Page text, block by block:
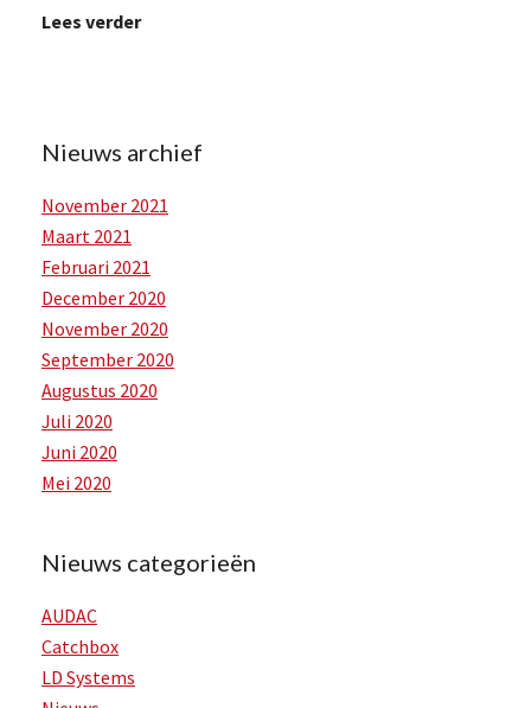
Lees verder
Nieuws archief
November 2021
Maart 2021
Februari 2021
December 2020
November 2020
September 2020
Augustus 2020
Juli 2020
Juni 2020
Mei 2020
Nieuws categorieën
AUDAC
Catchbox
LD Systems